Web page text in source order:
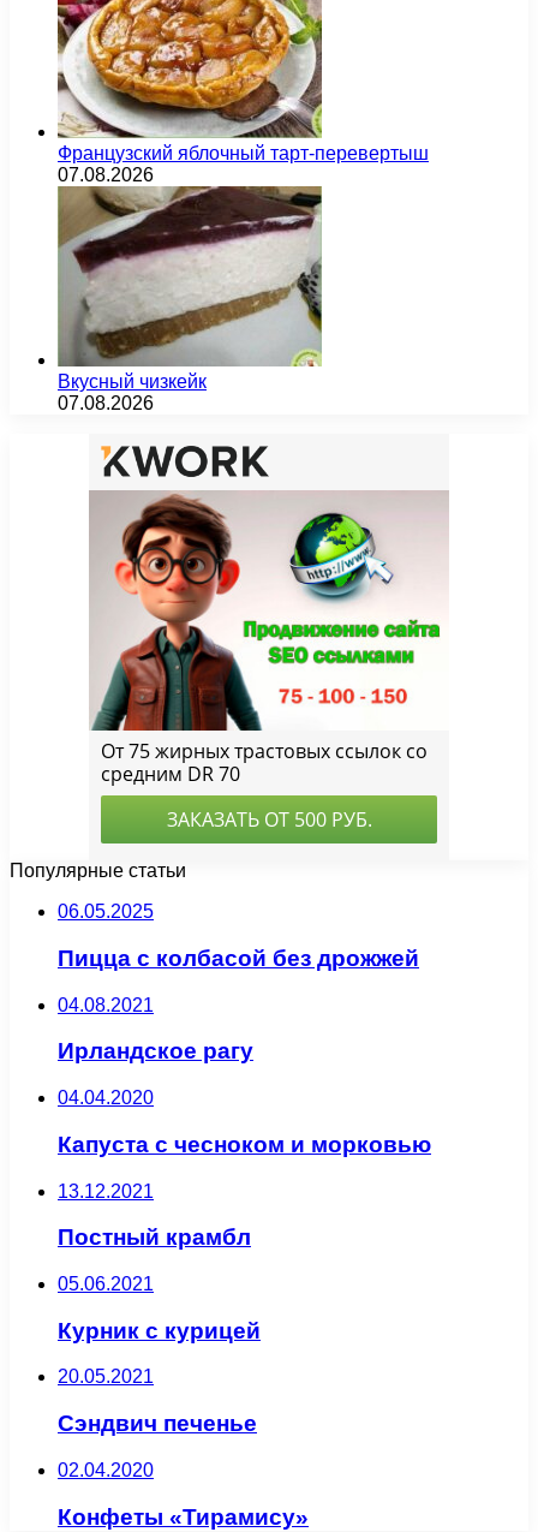
Французский яблочный тарт-перевертыш
07.08.2026
Вкусный чизкейк
07.08.2026
Популярные статьи
06.05.2025
Пицца с колбасой без дрожжей
04.08.2021
Ирландское рагу
04.04.2020
Капуста с чесноком и морковью
13.12.2021
Постный крамбл
05.06.2021
Курник с курицей
20.05.2021
Сэндвич печенье
02.04.2020
Конфеты «Тирамису»